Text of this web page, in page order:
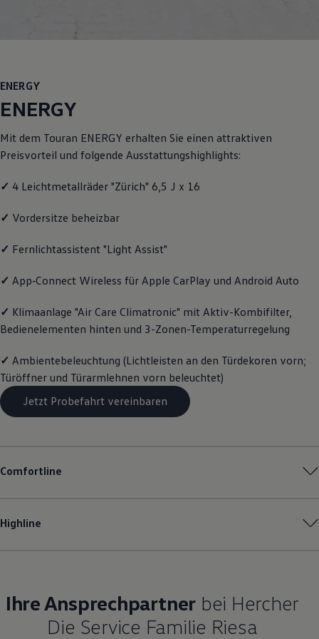
Pannen- und Unfallhilfe
Individualisieren
Wallbox und Ladekabel
Digitale Extras
Volkswagen Apps, Login und Shop
Updates für Software, Karten und Radio
Vorgängermodelle
Kundeninformationen
Warn- und Kontrollleuchten
Digitale Betriebsanleitung
Live Beratung
Magazin
Transport
Familie
Elektromobilität
Volkswagen R
Pannen- und Unfallhilfe
Volkswagen Kundenbetreuung
ENERGY
ENERGY
Mit dem Touran ENERGY erhalten Sie einen attraktiven
Preisvorteil und folgende Ausstattungshighlights:
✓ 4 Leichtmetallräder "Zürich" 6,5 J x 16
✓ Vordersitze beheizbar
✓ Fernlichtassistent "Light Assist"
✓ App‑Connect Wireless für Apple CarPlay und Android Auto
✓ Klimaanlage "Air Care Climatronic" mit Aktiv-Kombifilter,
Bedienelementen hinten und 3-Zonen-Temperaturregelung
✓ Ambientebeleuchtung (Lichtleisten an den Türdekoren vorn;
Türöffner und Türarmlehnen vorn beleuchtet)
Jetzt Probefahrt vereinbaren
Comfortline
Highline
Ihre Ansprechpartner bei Hercher
Die Service Familie Riesa